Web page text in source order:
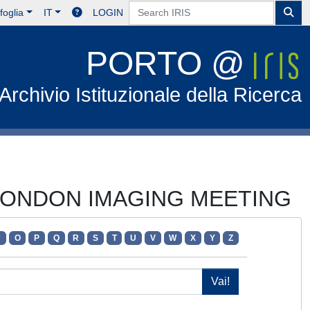
IT LOGIN
PORTO @
Istituzionale della Ricerca
IMAGING MEETING
O P Q R S T U V W X Y Z